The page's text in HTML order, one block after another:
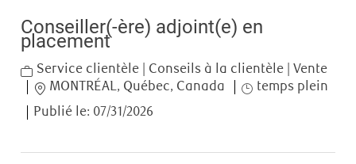
Conseiller(-ère) adjoint(e) en
placement
Category
Service clientèle | Conseils à la clientèle | Vente
Location
MONTRÉAL, Québec, Canada Job Type
temps plein
Publié le: 07/31/2026